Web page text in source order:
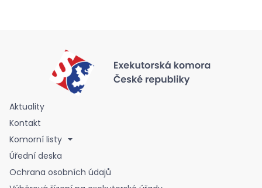
Aktuality
Kontakt
Komorní listy
Úřední deska
Ochrana osobních údajů